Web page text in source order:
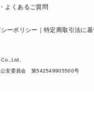
よくあるご質問
ーポリシー 特定商取引法に
公安委員会 第542549905500号